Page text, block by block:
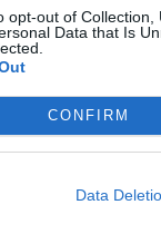
opt-out of
Data that Is
CONFIRM
Data
primena,
moteris